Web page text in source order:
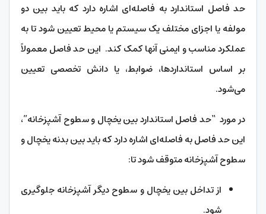
حد فاصل استاندارد به فاصله‌ای اشاره دارد که باید بین دو
مولفه یا اجزای مختلف یک سیستم یا محیط تعیین شود تا به
عملکرد مناسب و ایمنی آنها کمک کند. این حد فاصل معمولاً
بر اساس استانداردها، ضوابط، یا دانش تخصصی تعیین
می‌شود.
در مورد “حد فاصل استاندارد بین یخچال و سطوح آشپزخانه”،
این حد فاصل به فاصله‌ای اشاره دارد که باید بین بدنه یخچال و
سطوح آشپزخانه متوقف شود تا:
از تداخل بین یخچال و سطوح دیگر آشپزخانه جلوگیری
شود.